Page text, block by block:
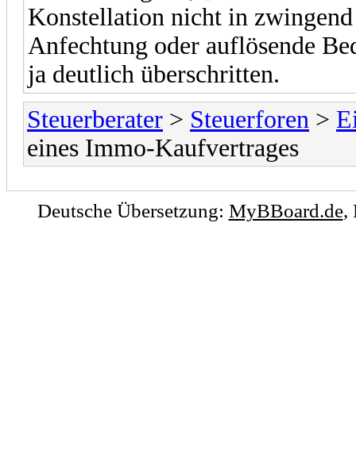
Konstellation nicht in
Anfechtung oder auflösende
ja deutlich überschritten.
Steuerberater > Steuerforen >
eines Immo-Kaufvertrages
Deutsche Übersetzung: MyBBoard.de,